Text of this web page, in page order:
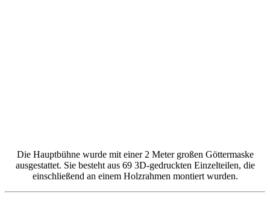
Die Hauptbühne wurde mit einer 2 Meter großen Göttermaske
ausgestattet. Sie besteht aus 69 3D-gedruckten Einzelteilen, die
einschließend an einem Holzrahmen montiert wurden.